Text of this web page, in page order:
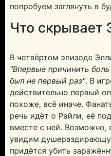
попробуем заглянуть в
Что скрывает
В четвёртом эпизоде
"Впервые причинить
был не первый раз". В
действительно первый
похоже, всё иначе.
речь идёт о Райли, её
вместе с ней. Возможно,
увидим
придётся убить